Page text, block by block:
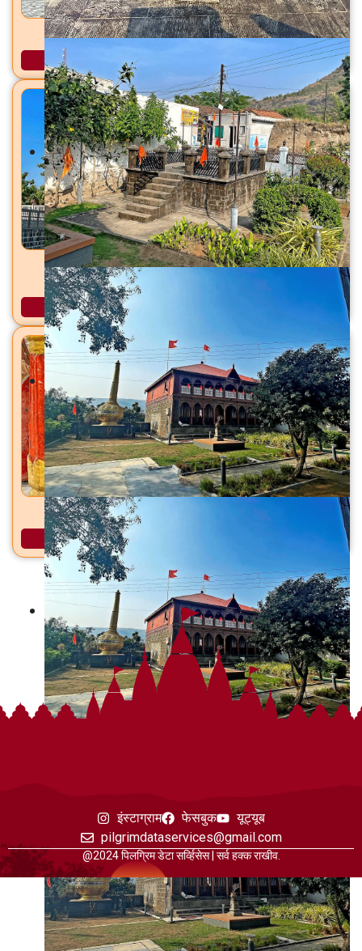
जवळेश्वर मंदिर जवळा, ता. जामखेड, जि. अहिल्यानगर
गंगागिरी महाराज समाधी मंदिर सराला बेट, ता. श्रीरामपूर, जि.
कचेश्वर मंदिर बेट कोपरगाव, ता. कोपरगाव, जि. अहिल्यानगर
इंस्टाग्राम फेसबुक
यूट्यूब
pilgrimdataservices@gmail.com
@2024 पिलग्रिम डेटा सर्व्हिसेस | सर्व हक्क राखीव.